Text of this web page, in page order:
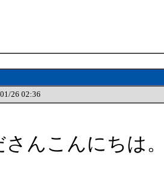
26 02:36
さんこんにちは